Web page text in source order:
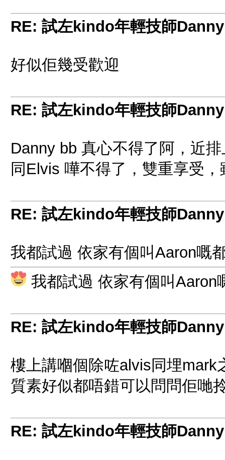
RE: 試左kindo年輕技師Danny
好似佢幾受歡迎
RE: 試左kindo年輕技師Danny
Danny bb 真心不得了阿，近
同Elvis 嘩不得了，雙重享受
RE: 試左kindo年輕技師Danny
我都試過 依家有個叫Aaron嘅
我都試過 依家有個叫Aaron
RE: 試左kindo年輕技師Danny
樓上講嗰個除咗alvis同埋mark
質素好似都唔錯可以問問佢哋
RE: 試左kindo年輕技師Danny